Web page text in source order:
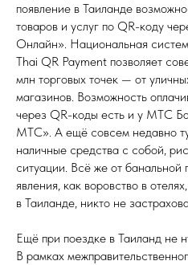
появление в Таиланде
товаров и услуг по QR-коду
Онлайн». Национальная
Thai QR Payment позволяет
млн торговых точек — от
магазинов. Возможность
через QR-коды есть и у МТС
МТС». А ещё совсем недавно
наличные средства с собой,
ситуации. Всё же от банальной
явления, как воровство в
в Таиланде, никто не
Ещё при поездке в Таиланд не
В рамках